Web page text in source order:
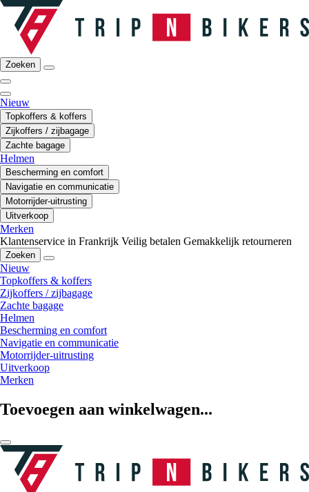
Zoeken
Nieuw
Topkoffers & koffers
Zijkoffers / zijbagage
Zachte bagage
Helmen
Bescherming en comfort
Navigatie en communicatie
Motorrijder-uitrusting
Uitverkoop
Merken
Klantenservice in Frankrijk Veilig betalen Gemakkelijk retourneren
Zoeken
Nieuw
Topkoffers & koffers
Zijkoffers / zijbagage
Zachte bagage
Helmen
Bescherming en comfort
Navigatie en communicatie
Motorrijder-uitrusting
Uitverkoop
Merken
Toevoegen aan winkelwagen...